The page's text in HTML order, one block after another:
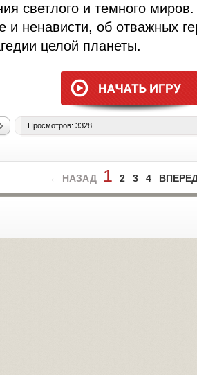
светлого и темного
и ненависти, об отважных
целой планеты.
Просмотров: 3328
← НАЗАД 1 2 3 4